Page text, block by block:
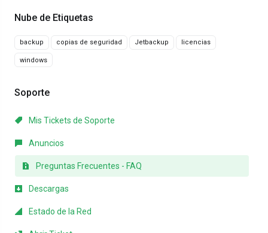
Nube de Etiquetas
backup copias de seguridad Jetbackup licencias
windows
Soporte
Mis Tickets de Soporte
Anuncios
Preguntas Frecuentes - FAQ
Descargas
Estado de la Red